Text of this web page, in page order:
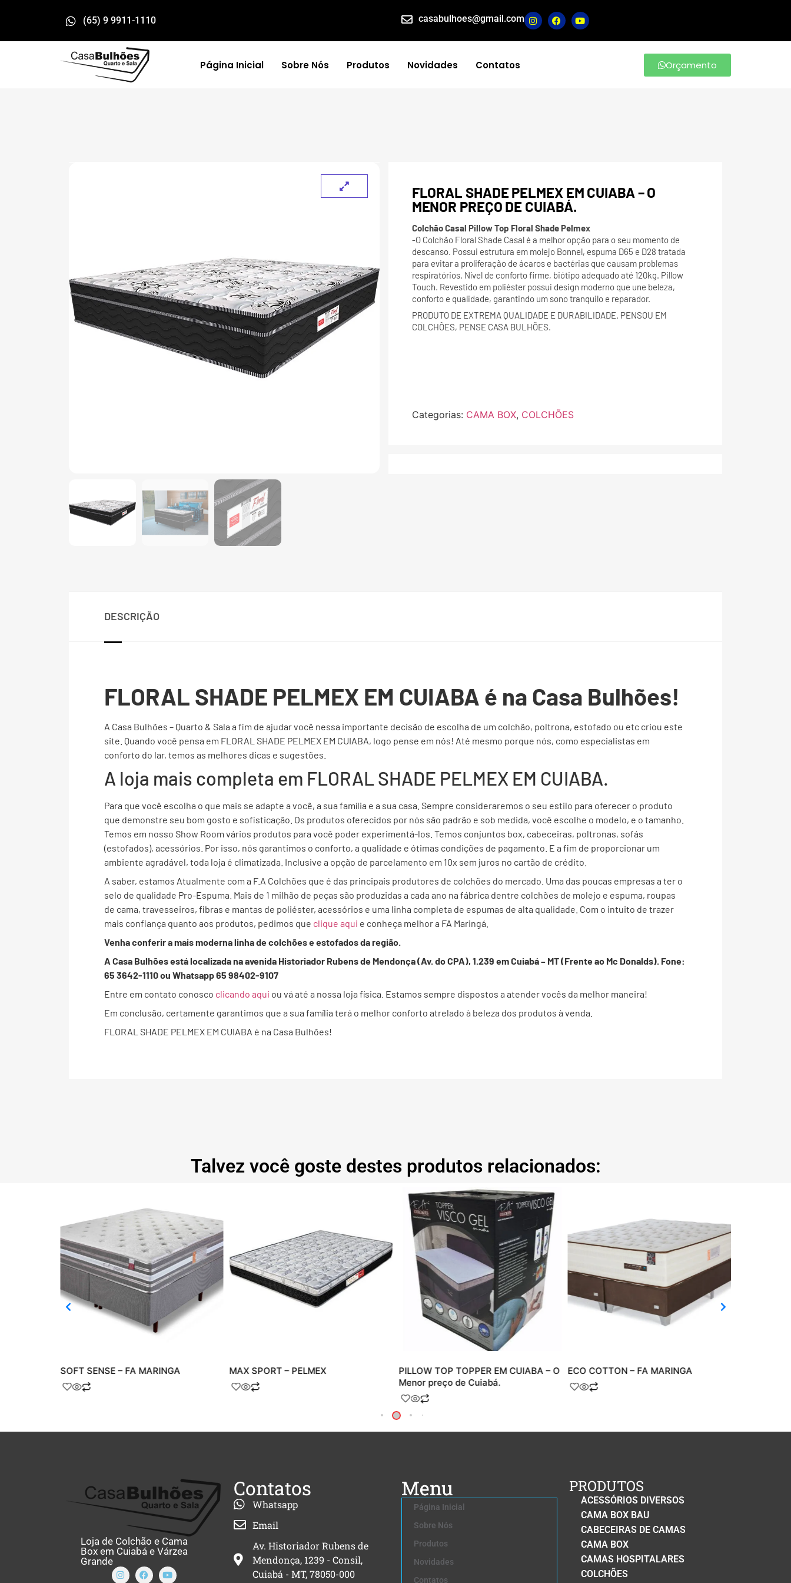
(65) 9 9911-1110 casabulhoes@gmail.com
Página Inicial Sobre Nós Produtos Novidades Contatos Orçamento
FLORAL SHADE PELMEX EM CUIABA – O
MENOR PREÇO DE CUIABÁ.
Colchão Casal Pillow Top Floral Shade Pelmex
-O Colchão Floral Shade Casal é a melhor opção para o seu momento de
descanso. Possui estrutura em molejo Bonnel, espuma D65 e D28 tratada
para evitar a proliferação de ácaros e bactérias que causam problemas
respiratórios. Nível de conforto firme, biótipo adequado até 120kg. Pillow
Touch. Revestido em poliéster possui design moderno que une beleza,
conforto e qualidade, garantindo um sono tranquilo e reparador.
PRODUTO DE EXTREMA QUALIDADE E DURABILIDADE. PENSOU EM
COLCHÕES, PENSE CASA BULHÕES.
Categorias: CAMA BOX, COLCHÕES
DESCRIÇÃO
FLORAL SHADE PELMEX EM CUIABA é na Casa Bulhões!
A Casa Bulhões – Quarto & Sala a fim de ajudar você nessa importante decisão de escolha de um colchão, poltrona, estofado ou etc criou este
site. Quando você pensa em FLORAL SHADE PELMEX EM CUIABA, logo pense em nós! Até mesmo porque nós, como especialistas em
conforto do lar, temos as melhores dicas e sugestões.
A loja mais completa em FLORAL SHADE PELMEX EM CUIABA.
Para que você escolha o que mais se adapte a você, a sua família e a sua casa. Sempre consideraremos o seu estilo para oferecer o produto
que demonstre seu bom gosto e sofisticação. Os produtos oferecidos por nós são padrão e sob medida, você escolhe o modelo, e o tamanho.
Temos em nosso Show Room vários produtos para você poder experimentá-los. Temos conjuntos box, cabeceiras, poltronas, sofás
(estofados), acessórios. Por isso, nós garantimos o conforto, a qualidade e ótimas condições de pagamento. E a fim de proporcionar um
ambiente agradável, toda loja é climatizada. Inclusive a opção de parcelamento em 10x sem juros no cartão de crédito.
A saber, estamos Atualmente com a F.A Colchões que é das principais produtores de colchões do mercado. Uma das poucas empresas a ter o
selo de qualidade Pro-Espuma. Mais de 1 milhão de peças são produzidas a cada ano na fábrica dentre colchões de molejo e espuma, roupas
de cama, travesseiros, fibras e mantas de poliéster, acessórios e uma linha completa de espumas de alta qualidade. Com o intuito de trazer
mais confiança quanto aos produtos, pedimos que clique aqui e conheça melhor a FA Maringá.
Venha conferir a mais moderna linha de colchões e estofados da região.
A Casa Bulhões está localizada na avenida Historiador Rubens de Mendonça (Av. do CPA), 1.239 em Cuiabá – MT (Frente ao Mc Donalds). Fone:
65 3642-1110 ou Whatsapp 65 98402-9107
Entre em contato conosco clicando aqui ou vá até a nossa loja física. Estamos sempre dispostos a atender vocês da melhor maneira!
Em conclusão, certamente garantimos que a sua família terá o melhor conforto atrelado à beleza dos produtos à venda.
FLORAL SHADE PELMEX EM CUIABA é na Casa Bulhões!
Talvez você goste destes produtos relacionados:
SOFT SENSE – FA MARINGA MAX SPORT – PELMEX
PILLOW TOP TOPPER EM CUIABA – O
Menor preço de Cuiabá.
ECO COTTON – FA MARINGA
Loja de Colchão e Cama
Box em Cuiabá e Várzea
Grande
Contatos
Whatsapp
Email
Av. Historiador Rubens de
Mendonça, 1239 - Consil,
Cuiabá - MT, 78050-000
Menu
Página Inicial
Sobre Nós
Produtos
Novidades
Contatos
PRODUTOS
ACESSÓRIOS DIVERSOS
CAMA BOX BAU
CABECEIRAS DE CAMAS
CAMA BOX
CAMAS HOSPITALARES
COLCHÕES